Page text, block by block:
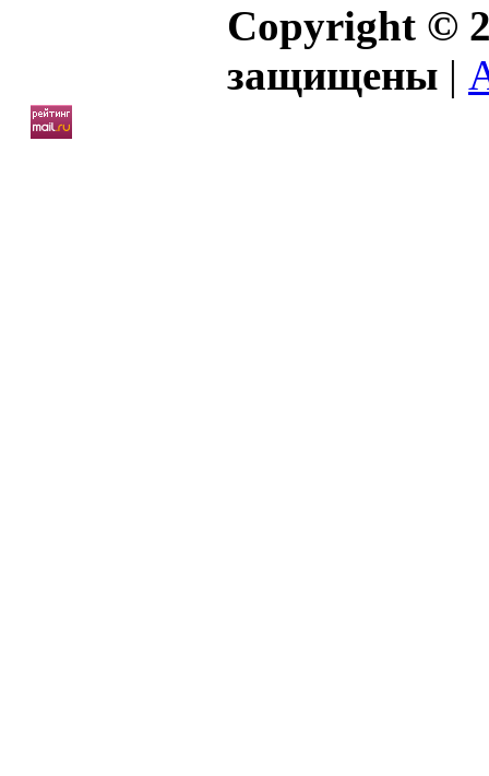
Copyright ©
защищены |